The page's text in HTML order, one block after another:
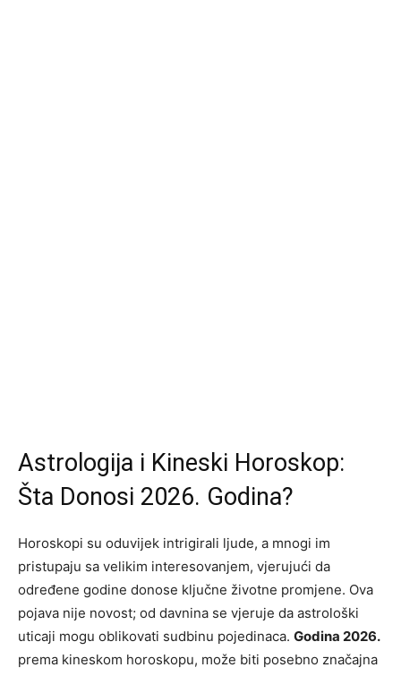
Astrologija i Kineski Horoskop:
Šta Donosi 2026. Godina?
Horoskopi su oduvijek intrigirali ljude, a mnogi im
pristupaju sa velikim interesovanjem, vjerujući da
određene godine donose ključne životne promjene. Ova
pojava nije novost; od davnina se vjeruje da astrološki
uticaji mogu oblikovati sudbinu pojedinaca. Godina 2026.
prema kineskom horoskopu, može biti posebno značajna